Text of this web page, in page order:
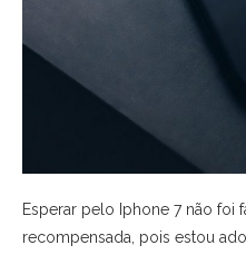
Esperar pelo Iphone 7 não foi
recompensada, pois estou